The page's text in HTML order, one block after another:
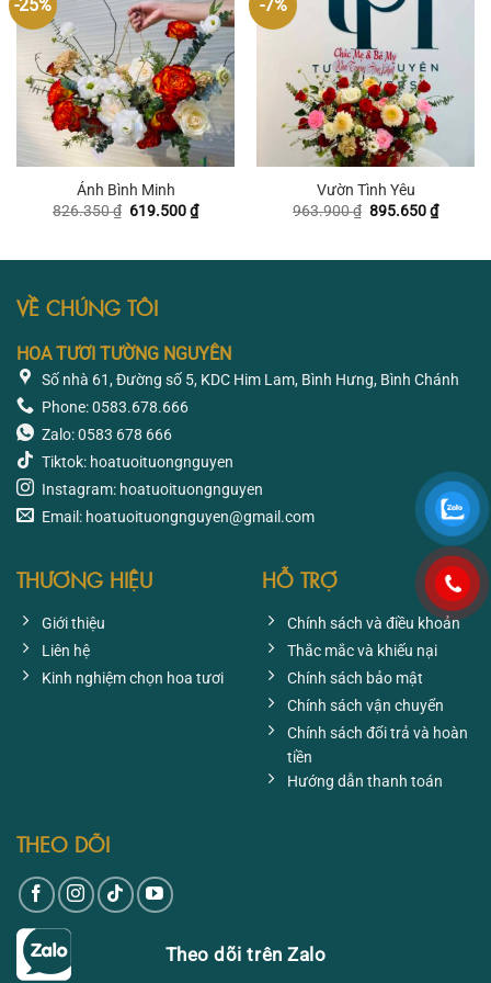
-25%
Ánh Bình Minh
826.350₫ Giá
619.500₫Giá
hiện
619.500 ₫.
-7%
Vườn Tình Yêu
963.900₫ Giá
895.650₫Giá
hiện
VỀ CHÚNG TÔI
HOA TƯƠI TƯỜNG NGUYÊN
Số nhà 61, Đường số 5, KDC Him Lam, Bình Hưng, Bình Chánh
Phone: 0583.678.666
Zalo: 0583 678 666
Tiktok: hoatuoituongnguyen
Instagram: hoatuoituongnguyen
Email: hoatuoituongnguyen@gmail.com
THƯƠNG HIỆU
Giới thiệu
Liên hệ
Kinh nghiệm chọn hoa tươi
HỖ TRỢ
Chính sách và điều khoản
Thắc mắc và khiếu nại
Chính sách bảo mật
Chính sách vận chuyển
Chính sách đổi trả và hoàn
tiền
Hướng dẫn thanh toán
THEO DÕI
Theo dõi trên Zalo